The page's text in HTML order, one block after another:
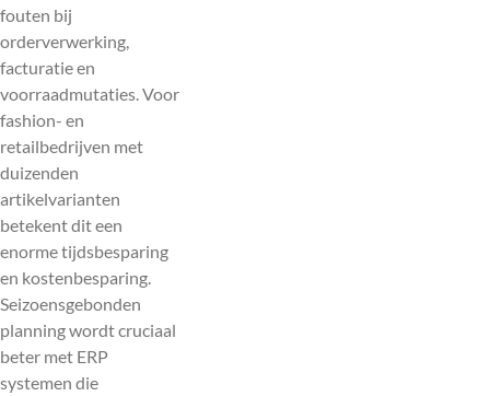
fouten bij
orderverwerking,
facturatie en
voorraadmutaties. Voor
fashion- en
retailbedrijven met
duizenden
artikelvarianten
betekent dit een
enorme tijdsbesparing
en kostenbesparing.
Seizoensgebonden
planning wordt cruciaal
beter met ERP
systemen die